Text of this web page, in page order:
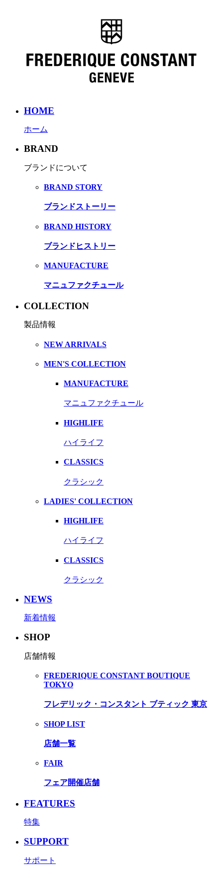
HOME
ホーム
BRAND
ブランドについて
BRAND STORY
ブランドストーリー
BRAND HISTORY
ブランドヒストリー
MANUFACTURE
マニュファクチュール
COLLECTION
製品情報
NEW ARRIVALS
MEN'S COLLECTION
MANUFACTURE
マニュファクチュール
HIGHLIFE
ハイライフ
CLASSICS
クラシック
LADIES' COLLECTION
HIGHLIFE
ハイライフ
CLASSICS
クラシック
NEWS
新着情報
SHOP
店舗情報
FREDERIQUE CONSTANT BOUTIQUE
TOKYO
フレデリック・コンスタント ブティック 東京
SHOP LIST
店舗一覧
FAIR
フェア開催店舗
FEATURES
特集
SUPPORT
サポート